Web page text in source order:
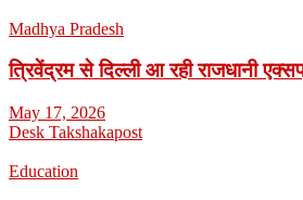
Madhya Pradesh
त्रिवेंद्रम से दिल्ली आ रही राजधानी
May 17, 2026
Desk Takshakapost
Education